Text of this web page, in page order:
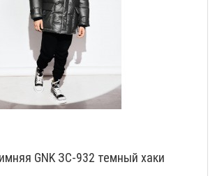
GNK ЗС-932 темный хаки